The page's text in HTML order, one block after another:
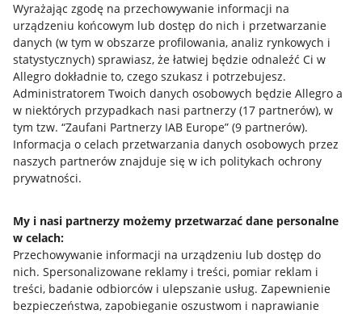
Wyrażając zgodę na przechowywanie informacji na
urządzeniu końcowym lub dostęp do nich i przetwarzanie
danych (w tym w obszarze profilowania, analiz rynkowych i
statystycznych) sprawiasz, że łatwiej będzie odnaleźć Ci w
Allegro dokładnie to, czego szukasz i potrzebujesz.
Administratorem Twoich danych osobowych będzie Allegro a
w niektórych przypadkach nasi partnerzy (17 partnerów), w
tym tzw. “Zaufani Partnerzy IAB Europe” (9 partnerów).
Informacja o celach przetwarzania danych osobowych przez
naszych partnerów znajduje się w ich politykach ochrony
prywatności.
My i nasi partnerzy możemy przetwarzać dane personalne
w celach:
Przechowywanie informacji na urządzeniu lub dostęp do
nich. Spersonalizowane reklamy i treści, pomiar reklam i
treści, badanie odbiorców i ulepszanie usług. Zapewnienie
bezpieczeństwa, zapobieganie oszustwom i naprawianie
Przydatne informacje
Jak to działa
Allegro Gadane dla sprzedających
Allegro Gadane dla kupujących
Mapa miejscowości